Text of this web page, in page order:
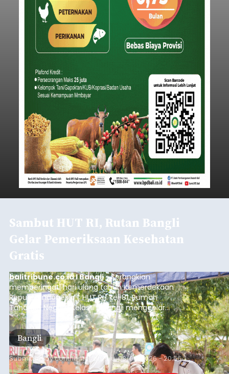
Sambut HUT RI, Rutan Bangli
Gelar Pemeriksaan Kesehatan
Gratis
balitribune.co.id I Bangli -Serangkian
memperingati hari ulang tahun Kemerdekaan
Republik Indonesia ( HUT RI) ke-81, Rumah
Tahanan Negara Kelas II B Bangli menggelar
kegiatan pemeriksaan kesehatan gratis, Rabu
(6/8/2026).
Bangli
Submitted bycontributor Thu, 08/06/2026 - 20:56